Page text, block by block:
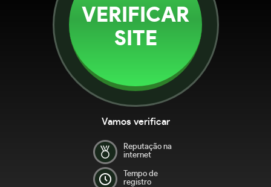
VERIFICAR
SITE
Vamos verificar
Reputação na
internet
Tempo de
registro